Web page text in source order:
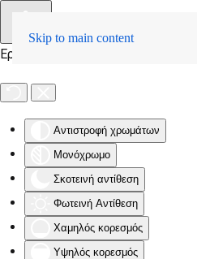
Εργαλειοθήκη Προσβασιμότητας
Αντιστροφή χρωμάτων
Μονόχρωμο
Σκοτεινή αντίθεση
Φωτεινή Αντίθεση
Χαμηλός κορεσμός
Υψηλός κορεσμός
Skip to main content